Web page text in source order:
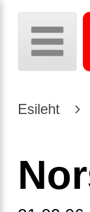
Esileht